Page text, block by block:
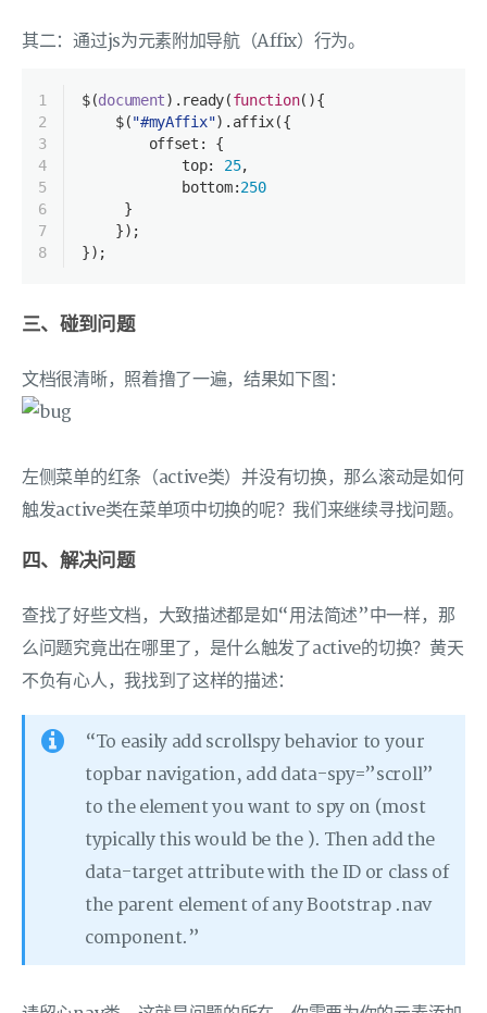
其二：通过js为元素附加导航（Affix）行为。
1
2
3
4
5
6
7
8
$(document).ready(function( ){
    $(
"#myAffix").affix({
        offset: {
            top:
25,
            bottom:
250
     }
    });
});
三、碰到问题
文档很清晰，照着撸了一遍，结果如下图：
左侧菜单的红条（active类）并没有切换，那么滚动是如何
触发active类在菜单项中切换的呢？我们来继续寻找问题。
四、解决问题
查找了好些文档，大致描述都是如“用法简述”中一样，那
么问题究竟出在哪里了，是什么触发了active的切换？黄天
不负有心人，我找到了这样的描述：
“To easily add scrollspy behavior to your
topbar navigation, add data-spy=”scroll”
to the element you want to spy on (most
typically this would be the ). Then add the
data-target attribute with the ID or class of
the parent element of any Bootstrap .nav
component.”